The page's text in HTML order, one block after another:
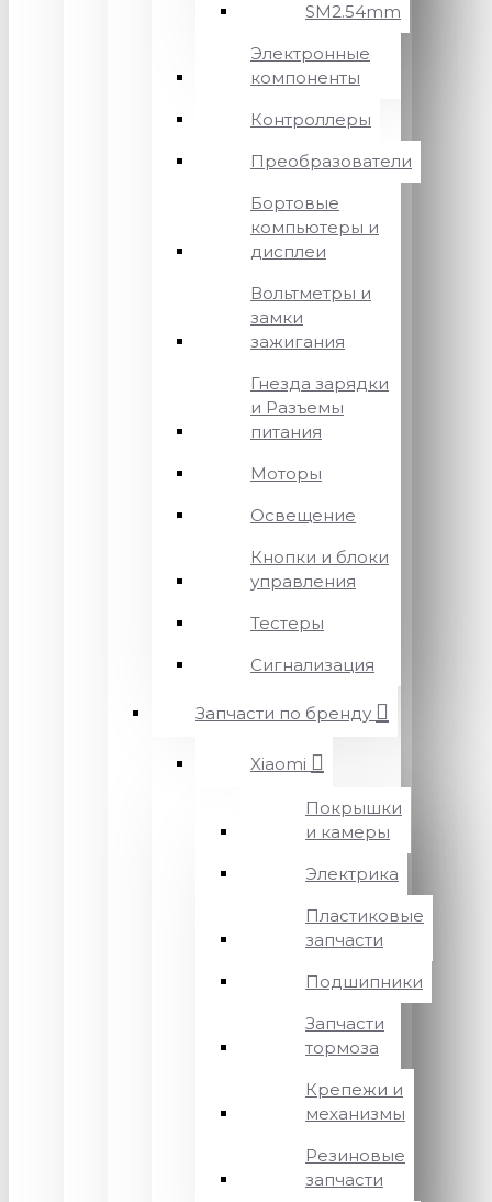
SM2.54mm
Электронные
компоненты
Контроллеры
Преобразователи
Бортовые
компьютеры и
дисплеи
Вольтметры и
замки
зажигания
Гнезда зарядки
и Разъемы
питания
Моторы
Освещение
Кнопки и блоки
управления
Тестеры
Сигнализация
Запчасти по бренду
Xiaomi
Покрышки
и камеры
Электрика
Пластиковые
запчасти
Подшипники
Запчасти
тормоза
Крепежи и
механизмы
Резиновые
запчасти